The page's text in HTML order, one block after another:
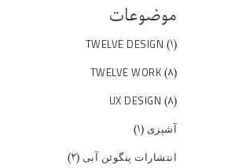
موضوعات
TWELVE DESIGN (۱)
TWELVE WORK (۸)
UX DESIGN (۸)
آشپزی (۱)
انتشارات پنگوئن آبی (۲)